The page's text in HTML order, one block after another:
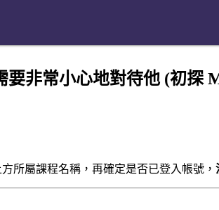
要非常小心地對待他 (初探
所屬課程名稱，再確定是否已登入帳號，